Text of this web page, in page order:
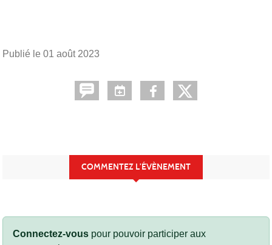
Publié le 01 août 2023
COMMENTEZ L’ÉVÈNEMENT
Connectez-vous pour pouvoir participer aux